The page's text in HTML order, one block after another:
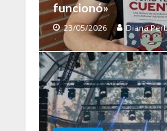
funcionó»
23/05/2026 Diana